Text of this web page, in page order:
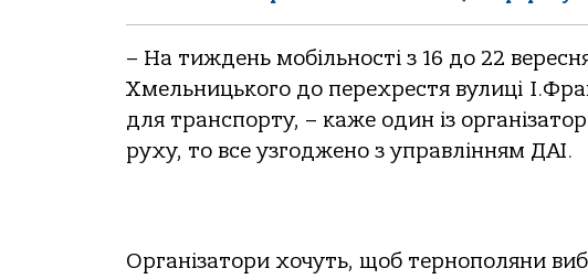
– На тиждень мобільності з 16 до 22
Хмельницького до перехрестя вулиці
для транспорту, – каже один із
руху, то все узгоджено з управлінням ДАІ.
Організатори хочуть, щоб тернополяни